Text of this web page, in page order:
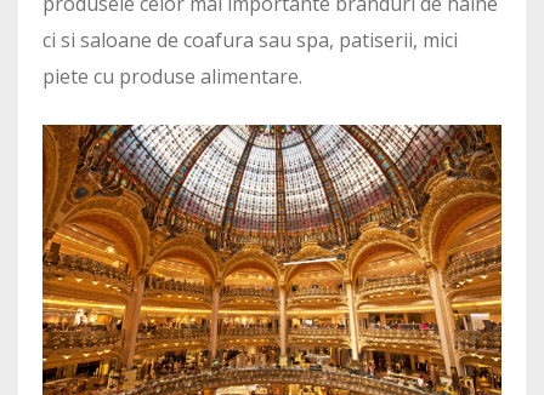
ci si saloane de coafura sau spa, patiserii, mici
piete cu produse alimentare.